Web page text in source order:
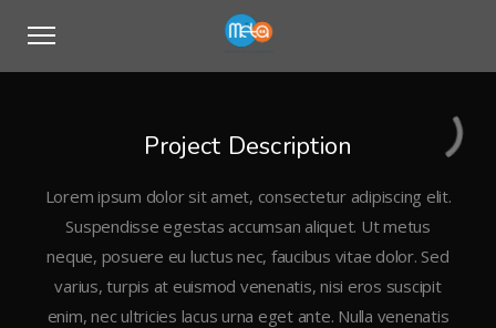
Project Description
Lorem ipsum dolor sit amet, consectetur adipiscing elit.
Suspendisse egestas accumsan aliquet. Ut metus
neque, posuere eu luctus nec, faucibus vitae dolor. Sed
varius, turpis at euismod venenatis, nisi eros suscipit
enim, nec ultricies lacus urna eget ante. Nulla venenatis